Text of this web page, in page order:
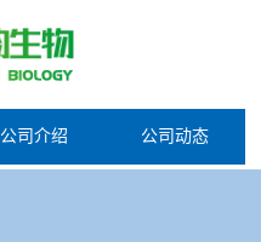
公司介绍 公司动态